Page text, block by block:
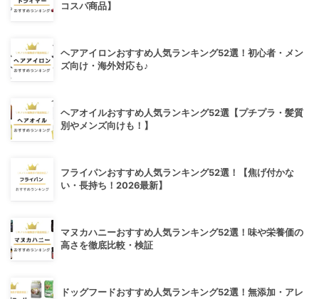
コスパ商品】
ヘアアイロンおすすめ人気ランキング52選！初心者・メン
ズ向け・海外対応も♪
ヘアオイルおすすめ人気ランキング52選【プチプラ・髪質
別やメンズ向けも！】
フライパンおすすめ人気ランキング52選！【焦げ付かな
い・長持ち！2026最新】
マヌカハニーおすすめ人気ランキング52選！味や栄養価の
高さを徹底比較・検証
ドッグフードおすすめ人気ランキング52選！無添加・アレ